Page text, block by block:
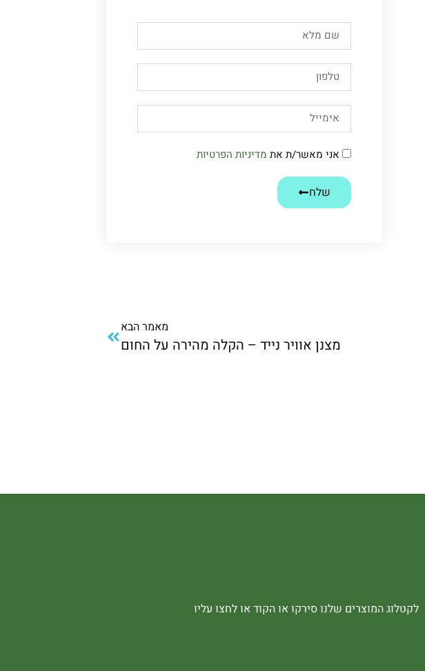
אני מאשר/ת את מדיניות הפרטיות
שלח
מאמר הבא
מצנן אוויר נייד – הקלה מהירה על החום
לקטלוג המוצרים שלנו סירקו או הקוד או לחצו עליו